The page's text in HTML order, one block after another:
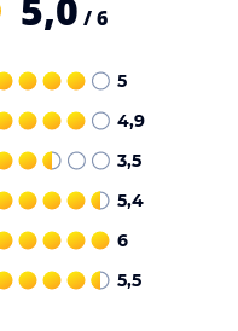
5,0 / 6
5
4,9
3,5
5,4
6
5,5